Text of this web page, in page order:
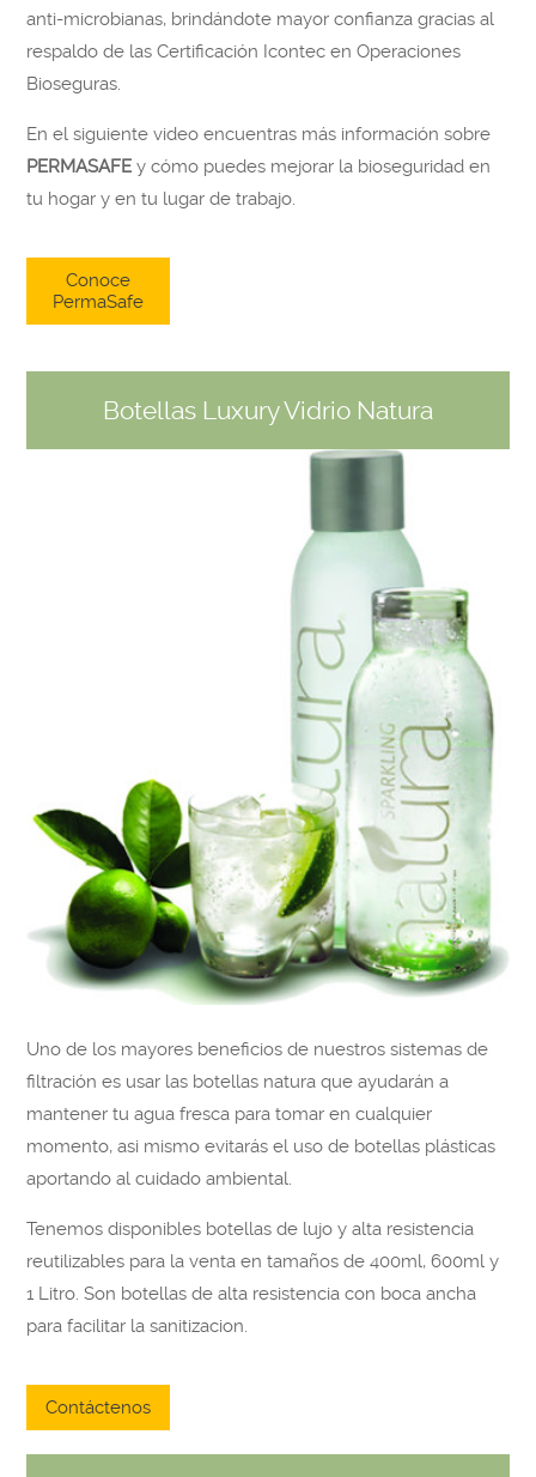
anti-microbianas, brindándote mayor confianza gracias al
respaldo de las Certificación Icontec en Operaciones
Bioseguras.
En el siguiente video encuentras más información sobre
PERMASAFE y cómo puedes mejorar la bioseguridad en
tu hogar y en tu lugar de trabajo.
Conoce
PermaSafe
Botellas Luxury Vidrio Natura
Uno de los mayores beneficios de nuestros sistemas de
filtración es usar las botellas natura que ayudarán a
mantener tu agua fresca para tomar en cualquier
momento, asi mismo evitarás el uso de botellas plásticas
aportando al cuidado ambiental.
Tenemos disponibles botellas de lujo y alta resistencia
reutilizables para la venta en tamaños de 400ml, 600ml y
1 Litro. Son botellas de alta resistencia con boca ancha
para facilitar la sanitizacion.
Contáctenos